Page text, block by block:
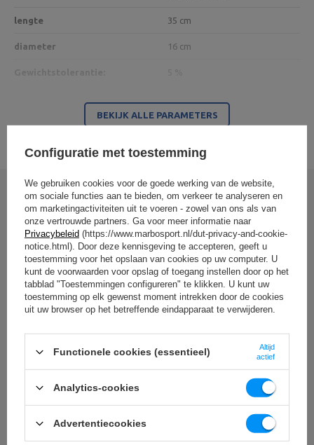
lengte 35 cm
diameter 16 cm
Entiteit verantwoordelijk voor dit product in de EU
Fabrikant
Verantwoordelijke
entiteit
MARBO Ulikowski
Spółka Komandytowa
MARBO Ulikowski
Spółka Komandytowa
Adres:
Postcode:
Land:Poland
Je e-mailadres:
serwis@marbosport.eu
Adres:
Postcode:
Stad:Starachowice
Land:Poland
Je e-mailadres:
serwis@marbosport.eu
BEKIJK ALLE PARAMETERS
Schrijf uw mening
Uw beoordeling:
5/5
Inhoud van uw mening
Configuratie met toestemming
We gebruiken cookies voor de goede werking van de website,
om sociale functies aan te bieden, om verkeer te analyseren en
om marketingactiviteiten uit te voeren - zowel van ons als van
onze vertrouwde partners. Ga voor meer informatie naar
Privacybeleid (https://www.marbosport.nl/dut-privacy-and-cookie-
notice.html). Door deze kennisgeving te accepteren, geeft u
toestemming voor het opslaan van cookies op uw computer. U
kunt de voorwaarden voor opslag of toegang instellen door op het
tabblad "Toestemmingen configureren" te klikken. U kunt uw
toestemming op elk gewenst moment intrekken door de cookies
uit uw browser op het betreffende eindapparaat te verwijderen.
Functionele cookies (essentieel)
Altijd
actief
Analytics-cookies
Advertentiecookies